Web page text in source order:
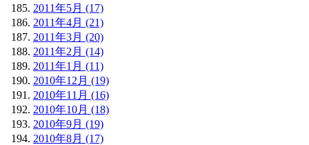
2011年5月 (17)
2011年4月 (21)
2011年3月 (20)
2011年2月 (14)
2011年1月 (11)
2010年12月 (19)
2010年11月 (16)
2010年10月 (18)
2010年9月 (19)
2010年8月 (17)